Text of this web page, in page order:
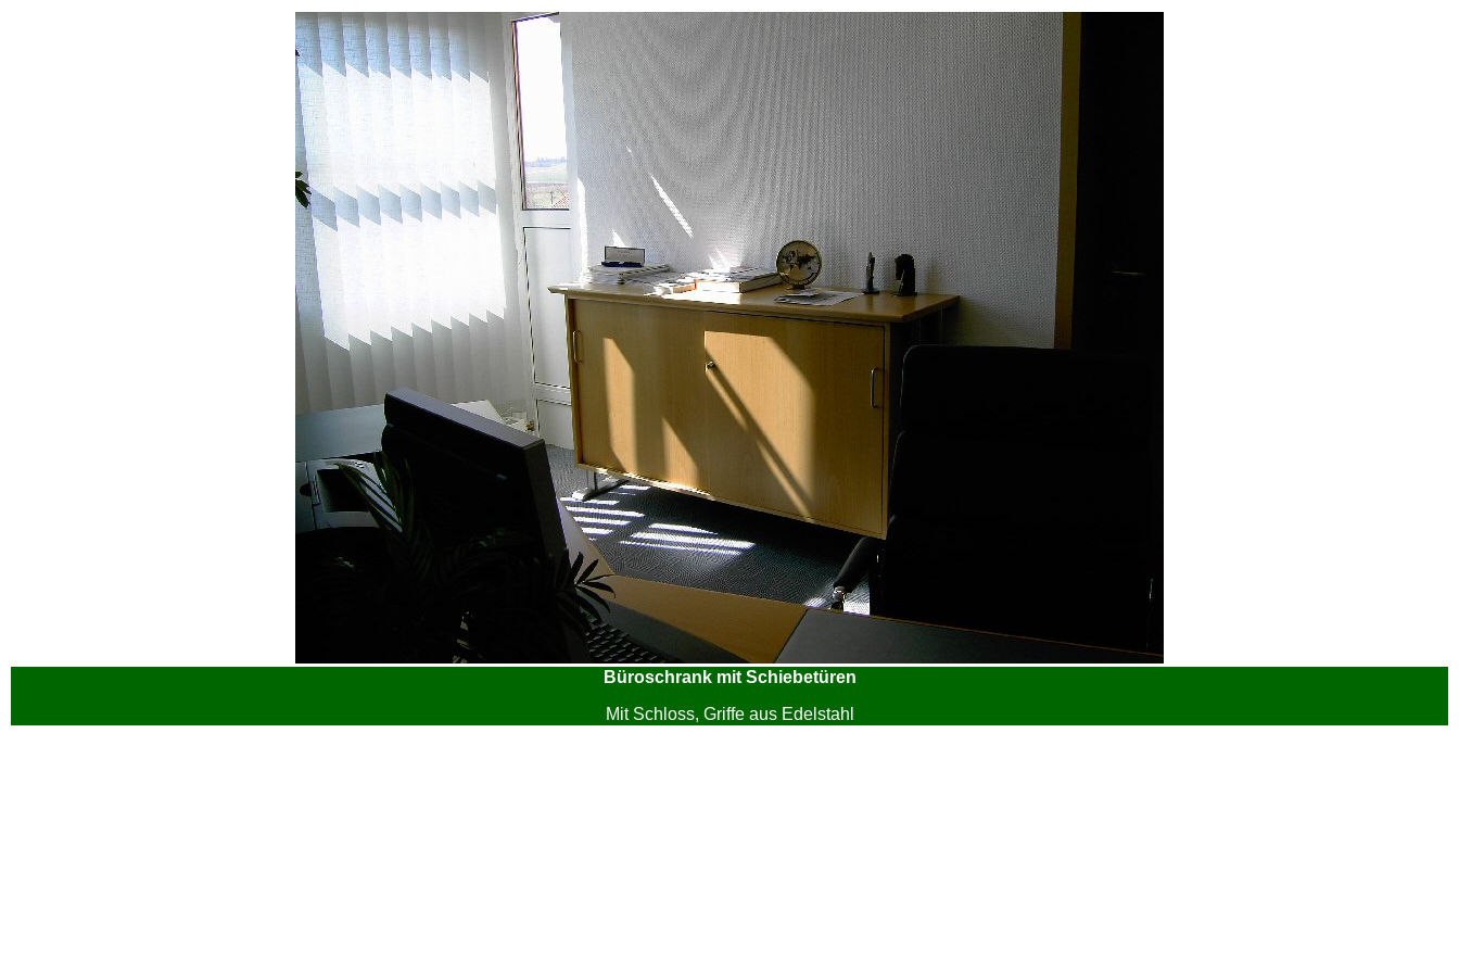
Büroschrank mit Schiebetüren
Mit Schloss, Griffe aus Edelstahl